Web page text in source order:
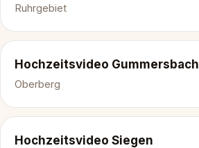
Ruhrgebiet
Hochzeitsvideo Gummersbach
Oberberg
Hochzeitsvideo Siegen